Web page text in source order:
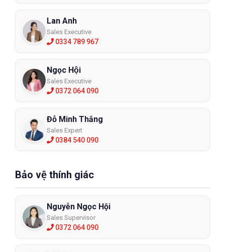
Lan Anh
Sales Executive
0334 789 967
Ngọc Hội
Sales Executive
0372 064 090
Đỗ Minh Thắng
Sales Expert
0384 540 090
Bảo vệ thính giác
Nguyễn Ngọc Hội
Sales Supervisor
0372 064 090